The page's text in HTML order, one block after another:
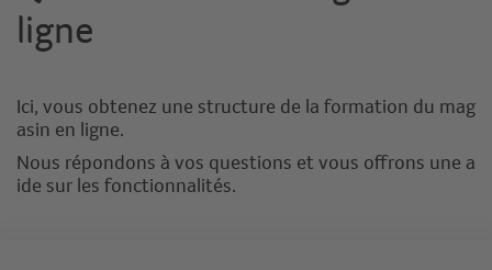
ligne
Ici, vous obtenez une structure de la formation du mag
asin en ligne.
Nous répondons à vos questions et vous offrons une a
ide sur les fonctionnalités.